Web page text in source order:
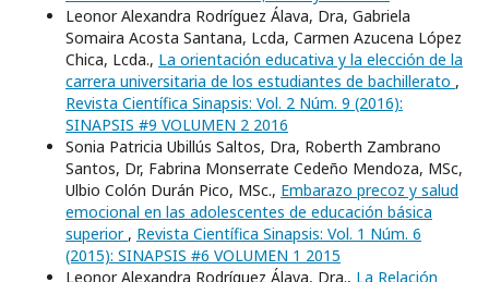
Leonor Alexandra Rodríguez Álava, Dra, Gabriela
Somaira Acosta Santana, Lcda, Carmen Azucena López
Chica, Lcda., La orientación educativa y la elección de la
carrera universitaria de los estudiantes de bachillerato ,
Revista Científica Sinapsis: Vol. 2 Núm. 9 (2016):
SINAPSIS #9 VOLUMEN 2 2016
Sonia Patricia Ubillús Saltos, Dra, Roberth Zambrano
Santos, Dr, Fabrina Monserrate Cedeño Mendoza, MSc,
Ulbio Colón Durán Pico, MSc., Embarazo precoz y salud
emocional en las adolescentes de educación básica
superior , Revista Científica Sinapsis: Vol. 1 Núm. 6
(2015): SINAPSIS #6 VOLUMEN 1 2015
Leonor Alexandra Rodríguez Álava, Dra., La Relación